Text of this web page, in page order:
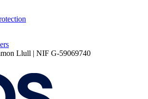
Llull | NIF G-59069740